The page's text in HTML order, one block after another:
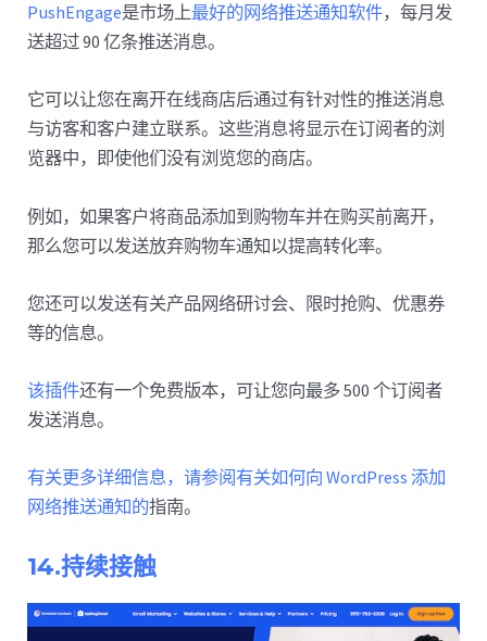
PushEngage是市场上最好的网络推送通知软件，每月发
送超过 90 亿条推送消息。
它可以让您在离开在线商店后通过有针对性的推送消息
与访客和客户建立联系。这些消息将显示在订阅者的浏
览器中，即使他们没有浏览您的商店。
例如，如果客户将商品添加到购物车并在购买前离开，
那么您可以发送放弃购物车通知以提高转化率。
您还可以发送有关产品网络研讨会、限时抢购、优惠券
等的信息。
该插件还有一个免费版本，可让您向最多 500 个订阅者
发送消息。
有关更多详细信息，请参阅有关如何向 WordPress 添加
网络推送通知的指南。
14.持续接触